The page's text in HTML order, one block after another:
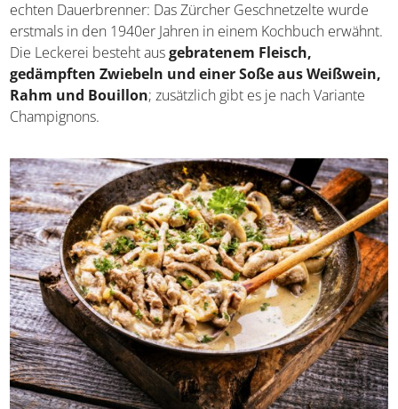
Zürcher Geschnetzeltes (fleischhaltig)
Die Stadt Zürich liefert in der Schweizer Küche einen
echten Dauerbrenner: Das Zürcher Geschnetzelte wurde
erstmals in den 1940er Jahren in einem Kochbuch
gedämpften Zwiebeln und einer Soße aus
Weißwein, Rahm und Bouillon; zusätzlich gibt es je
nach Variante Champignons.